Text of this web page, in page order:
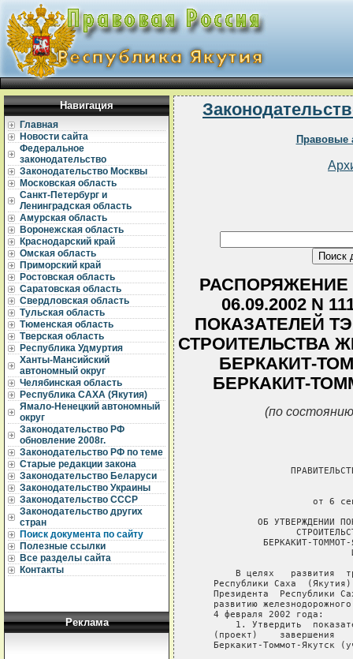
Навигация
Главная
Новости сайта
Федеральное
законодательство
Законодательство Москвы
Московская область
Санкт-Петербург и
Ленинградская область
Амурская область
Воронежская область
Краснодарский край
Омская область
Приморский край
Ростовская область
Саратовская область
Свердловская область
Тульская область
Тюменская область
Тверская область
Республика Удмуртия
Ханты-Мансийский
автономный округ
Челябинская область
Республика САХА (Якутия)
Ямало-Ненецкий автономный
округ
Законодательство РФ
обновление 2008г.
Законодательство РФ по теме
Старые редакции закона
Законодательство Беларуси
Законодательство Украины
Законодательство СССР
Законодательство других
стран
Поиск документа по сайту
Полезные ссылки
Все разделы сайта
Контакты
Реклама
Правовые
РАСПОРЯЖЕНИЕ
06.09.2002 N
ПОКАЗАТЕЛЕЙ
СТРОИТЕЛЬСТВА
БЕРКАКИТ-
БЕРКАКИТ-
(по
от 6
ОБ УТВЕРЖДЕНИИ
БЕРКАКИТ-
В целях   развития
Республики Саха
Президента  Республики
развитию
   4 февраля 2002 года:
1. Утвердить
(проект)    завершения
Беркакит-Томмот-Якутск